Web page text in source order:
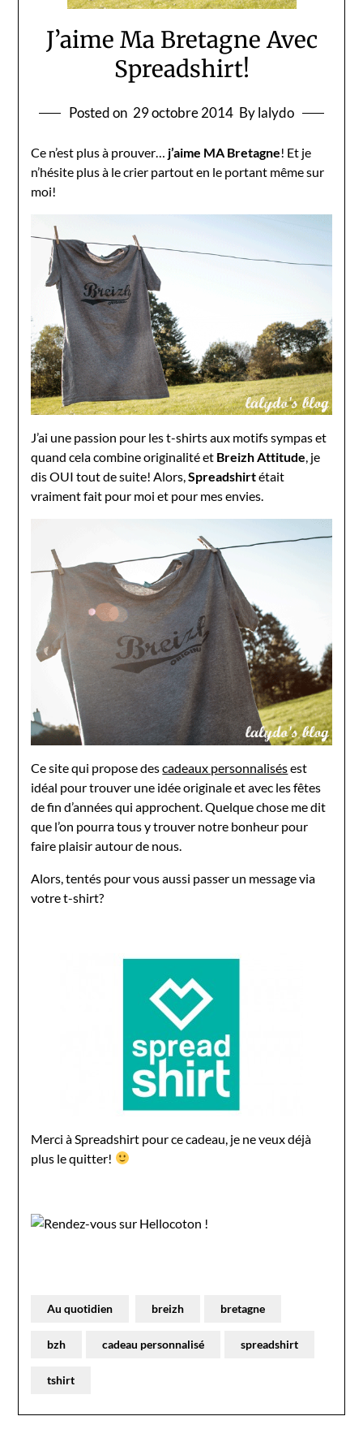
J’aime Ma Bretagne Avec
Spreadshirt!
Posted on 29 octobre 2014 By lalydo
Ce n’est plus à prouver… j’aime MA Bretagne! Et je
n’hésite plus à le crier partout en le portant même sur
moi!
J’ai une passion pour les t-shirts aux motifs sympas et
quand cela combine originalité et Breizh Attitude, je
dis OUI tout de suite! Alors,Spreadshirtétait
vraiment fait pour moi et pour mes envies.
Ce site qui propose descadeaux personnalisésest
idéal pour trouver une idée originale et avec les fêtes
de fin d’années qui approchent. Quelque chose me dit
que l’on pourra tous y trouver notre bonheur pour
faire plaisir autour de nous.
Alors, tentés pour vous aussi passer un message via
votre t-shirt?
Merci à Spreadshirt pour ce cadeau, je ne veux déjà
plus le quitter!
Au quotidien breizh bretagne
bzh cadeau personnalisé spreadshirt
tshirt